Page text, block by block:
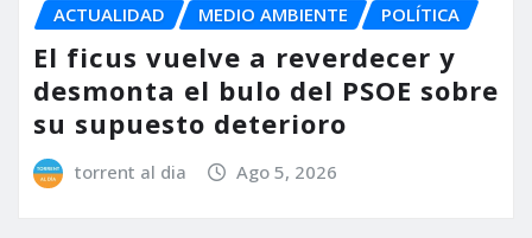
ACTUALIDAD MEDIO AMBIENTE POLÍTICA
El ficus vuelve a reverdecer y
desmonta el bulo del PSOE sobre
su supuesto deterioro
torrent al dia Ago 5, 2026